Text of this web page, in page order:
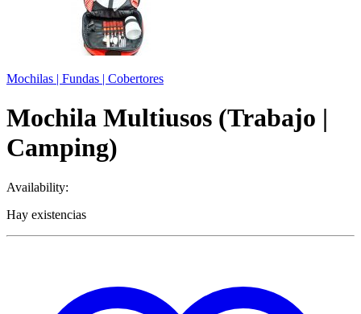
Mochilas | Fundas | Cobertores
Mochila Multiusos (Trabajo |
Camping)
Availability:
Hay existencias